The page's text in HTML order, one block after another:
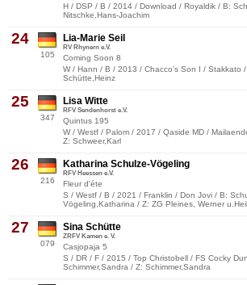
H / DSP / B / 2014 / Download / Royaldik / B:
Nitschke,Hans-Joachim
24
105
Lia-Marie Seil
RV Rhynern e.V.
Coming Soon 8
W / Hann / B / 2013 / Chacco's Son I / Stakkato
Schütte,Heinz
25
347
Lisa Witte
RFV Sendenhorst e.V.
Quintus 195
W / Westf / Palom / 2017 / Qaside MD /
Z: Schweer,Karl
26
216
Katharina Schulze-Vögeling
RFV Heessen e.V.
Fleur d'éte
S / Westf / B / 2021 / Franklin / Don Jovi / B:
Vögeling,Katharina / Z: ZG Pleines, Werner
27
079
Sina Schütte
ZRFV Kamen e. V.
Casjopaja 5
S / DR / F / 2015 / Top Christobell / FS Cocky
Schimmer,Sandra / Z: Schimmer,Sandra